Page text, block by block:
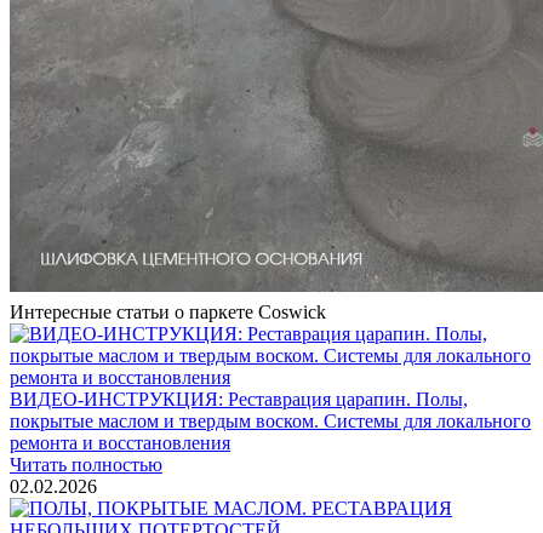
Услуги по реставрации паркета
1 500 ₽
Блог
Интересные статьи о паркете Coswick
ВИДЕО-ИНСТРУКЦИЯ: Реставрация царапин. Полы,
покрытые маслом и твердым воском. Системы для локального
ремонта и восстановления
Читать полностью
02.02.2026